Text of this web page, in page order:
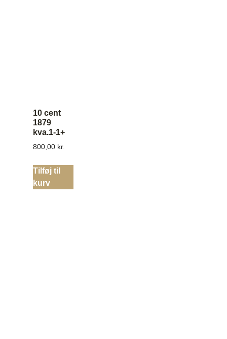
10 cent
1879
kva.1-1+
800,00 kr.
Tilføj til
kurv